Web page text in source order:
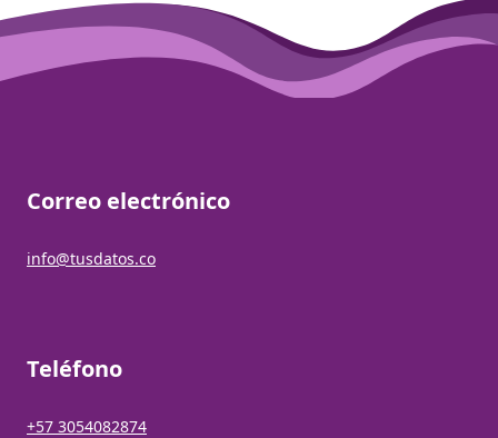
Correo electrónico
info@tusdatos.co
Teléfono
+57 3054082874